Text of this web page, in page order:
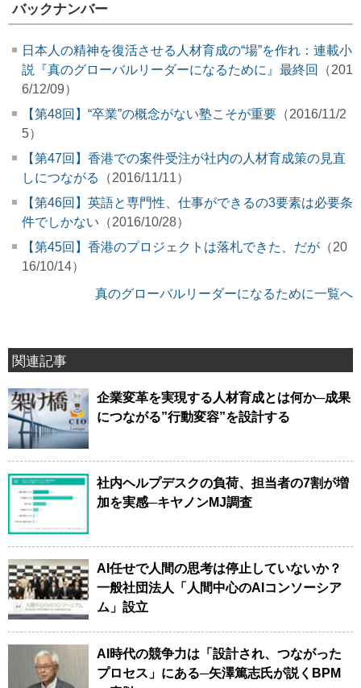
バックナンバー
日本人の精神を復活させる人材育成の“場”を作れ：連載小
説『真のグローバルリーダーになるために』最終回
（201
6/12/09）
【第48回】“卒業”の概念がない塾こそが重要 （2016/11/2
5）
【第47回】香港での案件受注が社内の人材育成策の見直
しにつながる
（2016/11/11）
【第46回】英語と専門性、仕事ができるの3要素は必要条
件でしかない （2016/10/28）
【第45回】香港のプロジェクトは落札できた、だが （20
16/10/14）
真のグローバルリーダーになるために一覧へ
関連記事
企業変革を実現する人材育成とは何か─成果
につながる”行動変容”を設計する
社内ヘルプデスクの負荷、担当者の7割が増
加を実感─キヤノンMJ調査
AI任せで人間の思考は停止していないか？
一般社団法人「人間中心のAIコンソーシア
ム」設立
AI時代の競争力は「設計され、つながった
プロセス」にある─矢澤篤志氏が説くBPM